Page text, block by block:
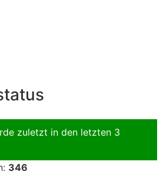
zuletzt in den letzten 3
346